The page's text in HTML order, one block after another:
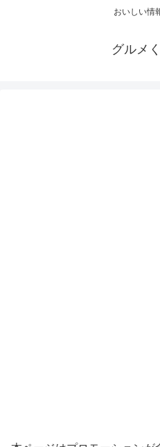
おいしい情
グルメ